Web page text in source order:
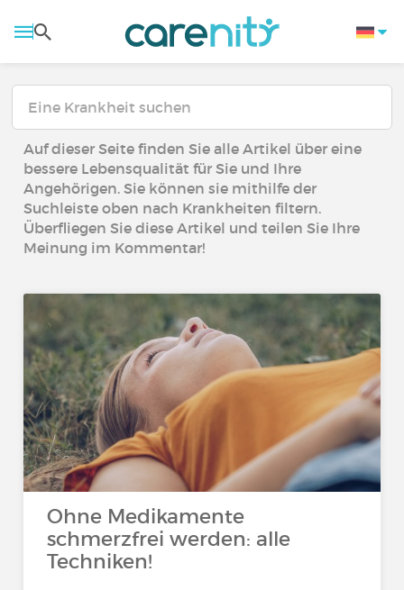
Auf dieser Seite finden Sie alle Artikel über eine
bessere Lebensqualität für Sie und Ihre
Angehörigen. Sie können sie mithilfe der
Suchleiste oben nach Krankheiten filtern.
Überfliegen Sie diese Artikel und teilen Sie Ihre
Meinung im Kommentar!
Ohne Medikamente
schmerzfrei werden: alle
Techniken!